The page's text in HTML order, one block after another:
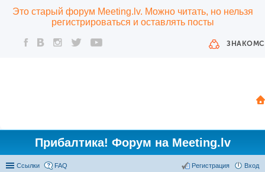
Это старый форум Meeting.lv. Можно читать, но нельзя
регистрироваться и оставлять посты
Прибалтика! Форум на Meeting.lv
Ссылки FAQ Вход
Регистрация